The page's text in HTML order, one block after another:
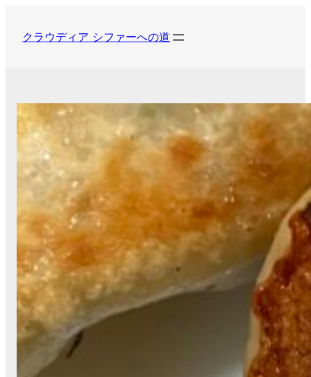
クラウディア シファーへの道